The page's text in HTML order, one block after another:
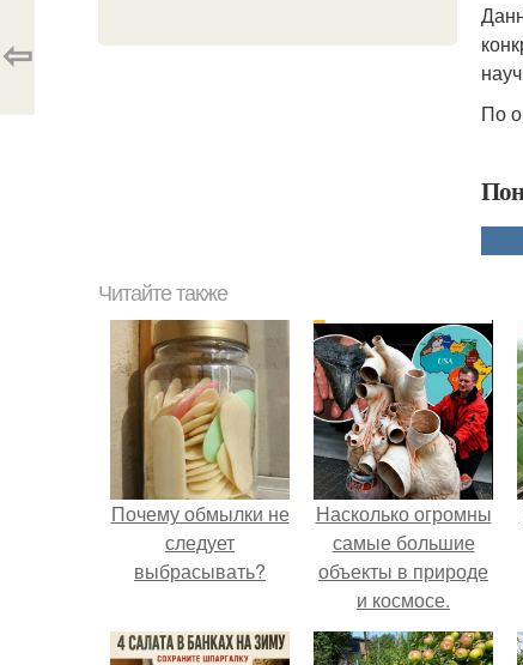
По
⇦
Читайте также
Почему обмылки не
следует
выбрасывать?
Насколько огромны
самые большие
объекты в природе
и космосе.